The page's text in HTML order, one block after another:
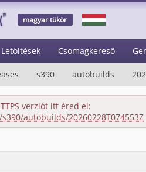
magyar tükör
Letöltések Csomagkereső
s390 autobuilds
verziót itt éred el:
autobuilds/20260228T074553Z